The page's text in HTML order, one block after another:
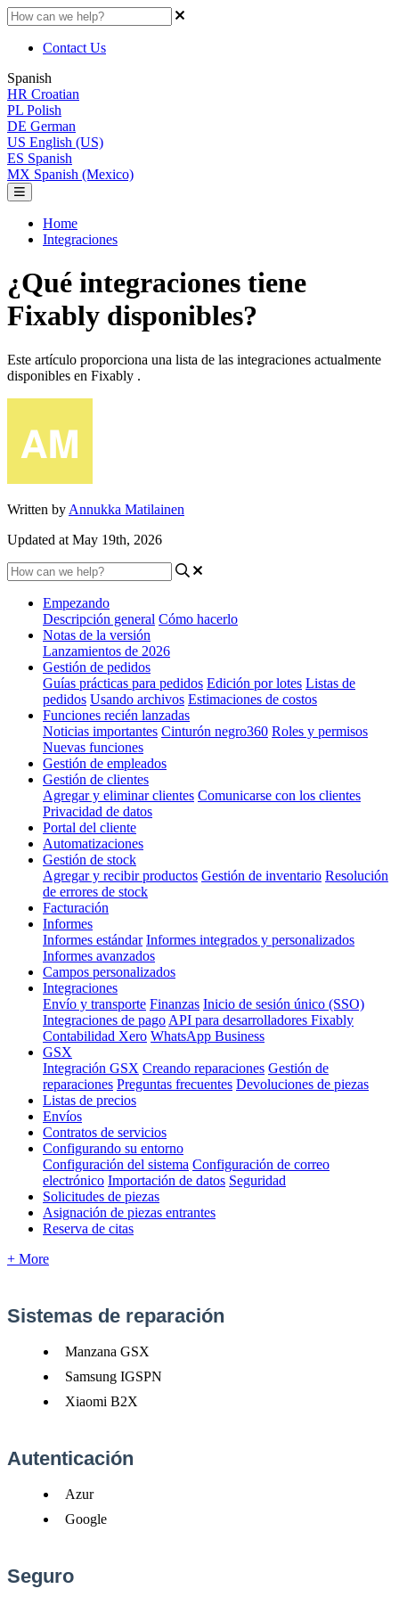
Contact Us
Spanish
HR Croatian
PL Polish
DE German
US English (US)
ES Spanish
MX Spanish (Mexico)
Home
Integraciones
¿Qué integraciones tiene
Fixably disponibles?
Este artículo proporciona una lista de las integraciones actualmente
disponibles en Fixably .
Written by Annukka Matilainen
Updated at May 19th, 2026
Empezando
Descripción general Cómo hacerlo
Notas de la versión
Lanzamientos de 2026
Gestión de pedidos
Guías prácticas para pedidos Edición por lotes Listas de
pedidos Usando archivos Estimaciones de costos
Funciones recién lanzadas
Noticias importantes Cinturón negro360 Roles y permisos
Nuevas funciones
Gestión de empleados
Gestión de clientes
Agregar y eliminar clientes Comunicarse con los clientes
Privacidad de datos
Portal del cliente
Automatizaciones
Gestión de stock
Agregar y recibir productos Gestión de inventario Resolución
de errores de stock
Facturación
Informes
Informes estándar Informes integrados y personalizados
Informes avanzados
Campos personalizados
Integraciones
Envío y transporte Finanzas Inicio de sesión único (SSO)
Integraciones de pago API para desarrolladores Fixably
Contabilidad Xero WhatsApp Business
GSX
Integración GSX Creando reparaciones Gestión de
reparaciones Preguntas frecuentes Devoluciones de piezas
Listas de precios
Envíos
Contratos de servicios
Configurando su entorno
Configuración del sistema Configuración de correo
electrónico Importación de datos Seguridad
Solicitudes de piezas
Asignación de piezas entrantes
Reserva de citas
+ More
Sistemas de reparación
Manzana GSX
Samsung IGSPN
Xiaomi B2X
Autenticación
Azur
Google
Seguro